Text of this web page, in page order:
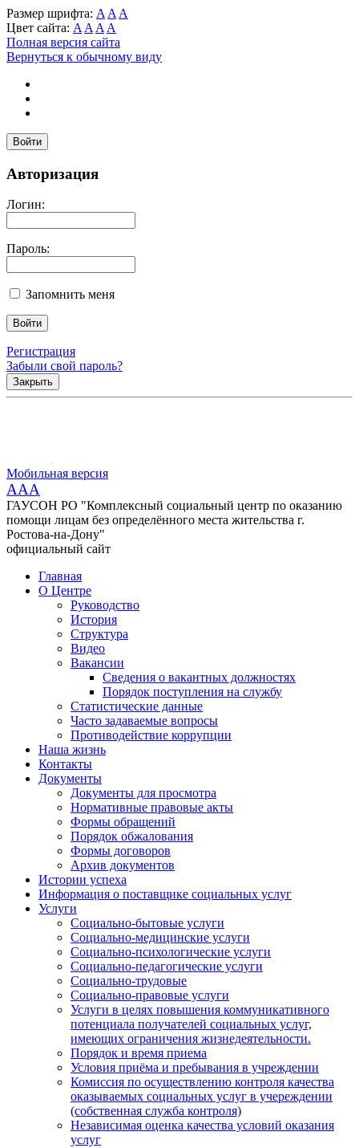
Размер шрифта: A A A
Цвет сайта: A A A A
Полная версия сайта
Вернуться к обычному виду
Войти
Авторизация
Логин:
Пароль:
Запомнить меня
Регистрация
Забыли свой пароль?
Закрыть
Мобильная версия
AAA
ГАУСОН РО "Комплексный социальный центр по оказанию
помощи лицам без определённого места жительства г.
Ростова-на-Дону"
официальный сайт
Главная
О Центре
Руководство
История
Структура
Видео
Вакансии
Сведения о вакантных должностях
Порядок поступления на службу
Статистические данные
Часто задаваемые вопросы
Противодействие коррупции
Наша жизнь
Контакты
Документы
Документы для просмотра
Нормативные правовые акты
Формы обращений
Порядок обжалования
Формы договоров
Архив документов
Истории успеха
Информация о поставщике социальных услуг
Услуги
Социально-бытовые услуги
Социально-медицинские услуги
Социально-психологические услуги
Социально-педагогические услуги
Социально-трудовые
Социально-правовые услуги
Услуги в целях повышения коммуникативного
потенциала получателей социальных услуг,
имеющих ограничения жизнедеятельности.
Порядок и время приема
Условия приёма и пребывания в учреждении
Комиссия по осуществлению контроля качества
оказываемых социальных услуг в учереждении
(собственная служба контроля)
Независимая оценка качества условий оказания
услуг